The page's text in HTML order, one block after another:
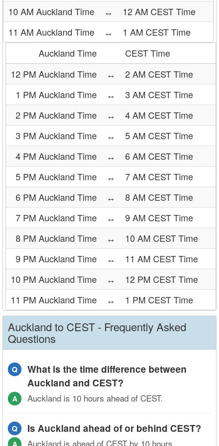
10 AM Auckland Time
↔
12 AM CEST Time
11 AM Auckland Time
↔
1 AM CEST Time
Auckland Time
CEST Time
12 PM Auckland Time
↔
2 AM CEST Time
1 PM Auckland Time
↔
3 AM CEST Time
2 PM Auckland Time
↔
4 AM CEST Time
3 PM Auckland Time
↔
5 AM CEST Time
4 PM Auckland Time
↔
6 AM CEST Time
5 PM Auckland Time
↔
7 AM CEST Time
6 PM Auckland Time
↔
8 AM CEST Time
7 PM Auckland Time
↔
9 AM CEST Time
8 PM Auckland Time
↔
10 AM CEST Time
9 PM Auckland Time
↔
11 AM CEST Time
10 PM Auckland Time
↔
12 PM CEST Time
11 PM Auckland Time
↔ 1 PM CEST Time
Auckland to CEST - Frequently Asked
Questions
Q
What is the time difference between
Auckland and CEST?
A Auckland is 10 hours ahead of CEST.
Q Is Auckland ahead of or behind CEST?
Auckland is ahead of CEST by 10 hours.